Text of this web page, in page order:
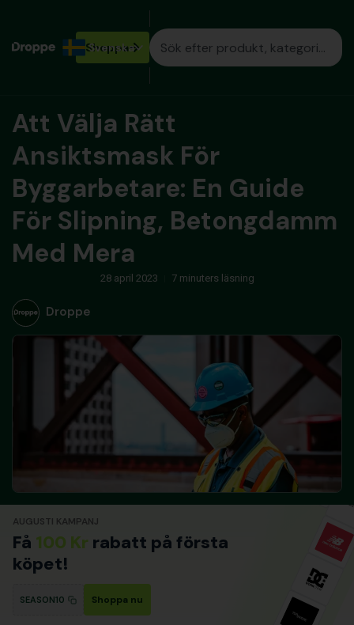
Svenska
Shoppa
Att Välja Rätt
Ansiktsmask För
Byggarbetare: En Guide
För Slipning, Betongdamm
Med Mera
28 april 2023 7 minuters läsning
Droppe
AUGUSTI KAMPANJ
Få 100 Kr rabatt på första
köpet!
SEASON10 Shoppa nu